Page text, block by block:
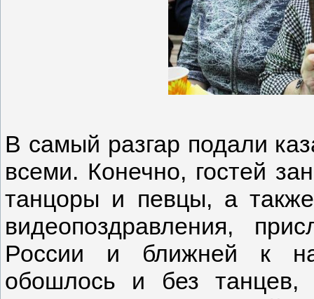
В самый разгар подали
всеми. Конечно, гостей
танцоры и певцы, а
видеопоздравления,
России и ближней к
обошлось и без танцев,